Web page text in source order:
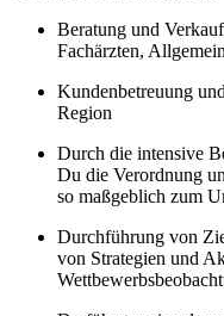
Beratung und
Fachärzten,
Kundenbetreuung
Region
Durch die intensive
Du die Verordnung
so maßgeblich zum
Durchführung von
von Strategien und